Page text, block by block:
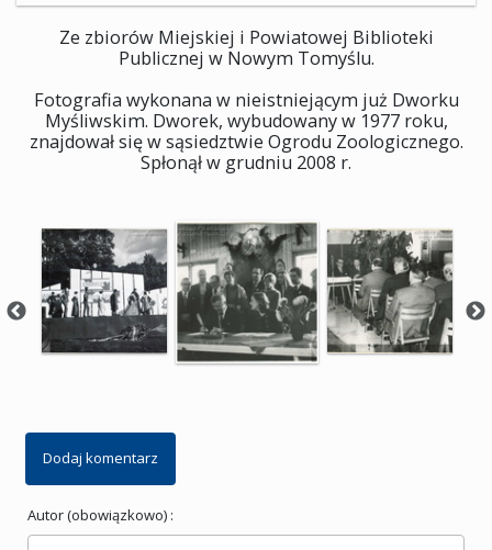
Ze zbiorów Miejskiej i Powiatowej Biblioteki
Publicznej w Nowym Tomyślu.
Fotografia wykonana w nieistniejącym już Dworku
Myśliwskim. Dworek, wybudowany w 1977 roku,
znajdował się w sąsiedztwie Ogrodu Zoologicznego.
Spłonął w grudniu 2008 r.
Dodaj komentarz
Autor (obowiązkowo) :